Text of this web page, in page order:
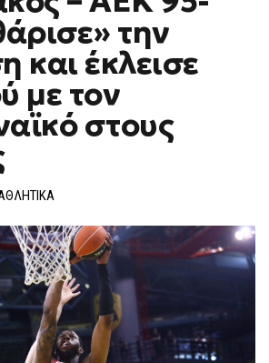
–
ΑΕΚ
95-
68:
«ΚΑΘΆΡΙΣΕ»
ΤΗΝ
ΠΡΌΚΡΙΣΗ
ΚΑΙ
ΈΚΛΕΙΣΕ
ΡΑΝΤΕΒΟΎ
ΤΕΛΙΚΟΎΣ
την
και έκλεισε
με τον
στους